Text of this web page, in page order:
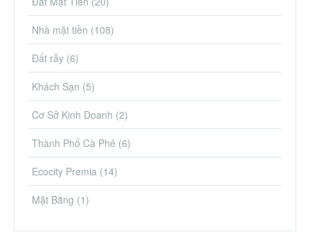
Nhà mặt tiền (108)
Đất rẫy (6)
Khách Sạn (5)
Cơ Sở Kinh Doanh (2)
Thành Phố Cà Phê (6)
Ecocity Premia (14)
Mặt Bằng (1)